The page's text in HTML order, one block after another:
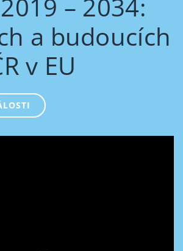
– 2034:
a budoucích
v EU